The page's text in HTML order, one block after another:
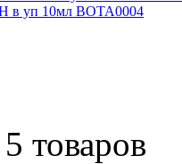
уп 10мл BOTA0004
товаров